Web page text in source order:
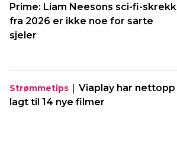
Prime: Liam Neesons sci-fi-skrekk
fra 2026 er ikke noe for sarte
sjeler
Strømmetips | Viaplay har nettopp
lagt til 14 nye filmer